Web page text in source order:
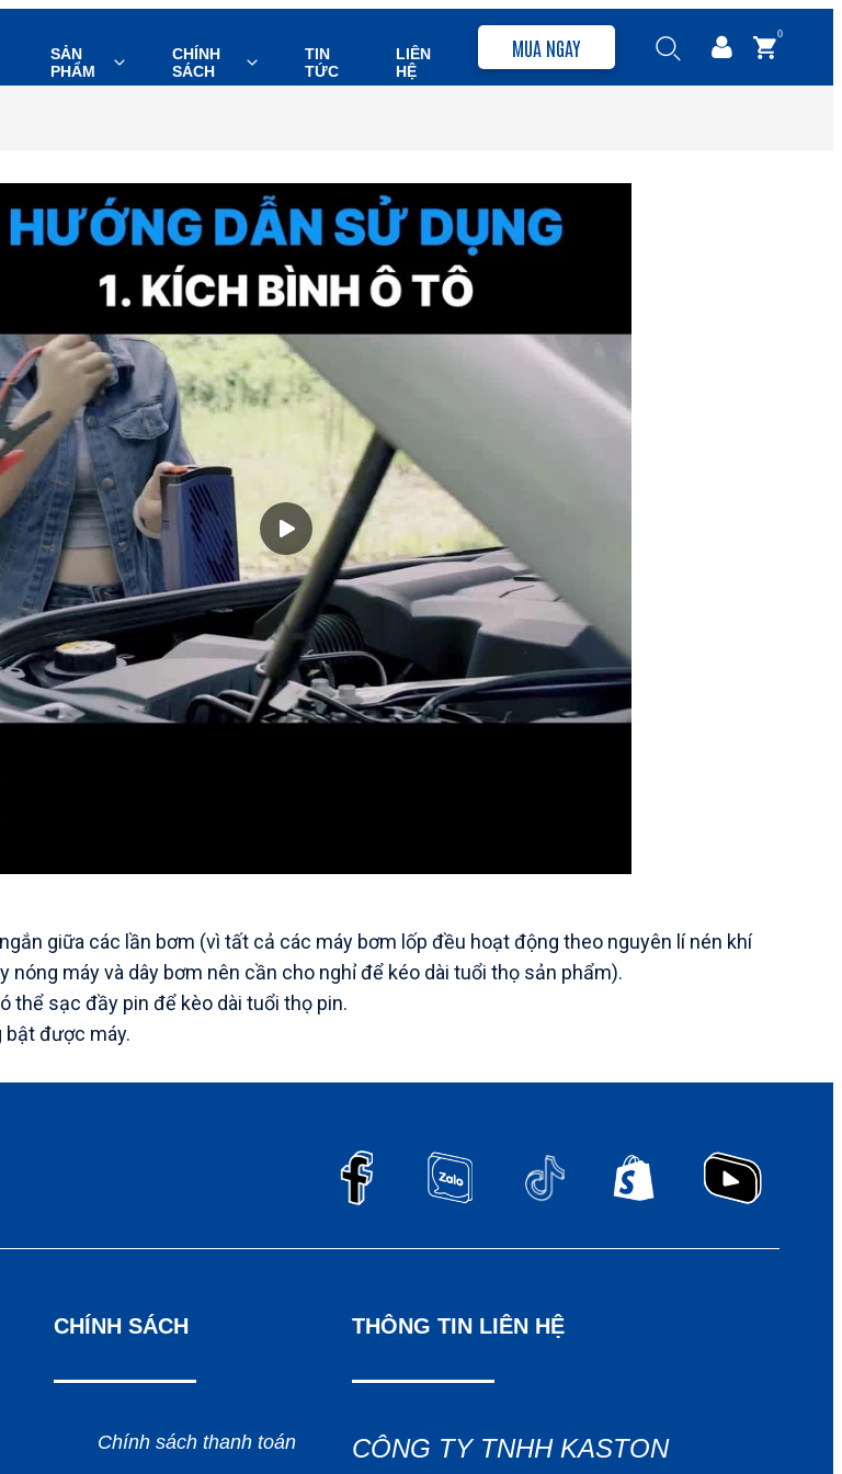
MUA NGAY
0
SẢN
PHẨM
CHÍNH
SÁCH
TIN
TỨC
LIÊN
HỆ
giữa các lần bơm (vì tất cả các máy bơm lốp đều hoạt động theo nguyên lí nén khí
nóng máy và dây bơm nên cần cho nghỉ để kéo dài tuổi thọ sản phẩm).
thể sạc đầy pin để kèo dài tuổi thọ pin.
bật được máy.
CHÍNH SÁCH
Chính sách thanh toán
THÔNG TIN LIÊN HỆ
CÔNG TY TNHH KASTON